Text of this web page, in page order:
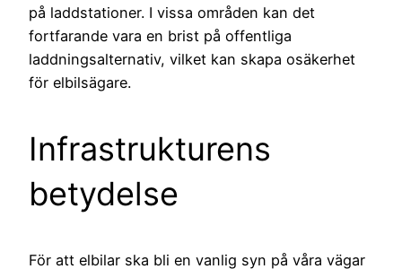
på laddstationer. I vissa områden kan det
fortfarande vara en brist på offentliga
laddningsalternativ, vilket kan skapa osäkerhet
för elbilsägare.
Infrastrukturens
betydelse
För att elbilar ska bli en vanlig syn på våra vägar